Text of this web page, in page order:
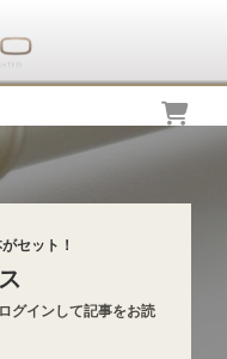
セット！
グインして記事をお読